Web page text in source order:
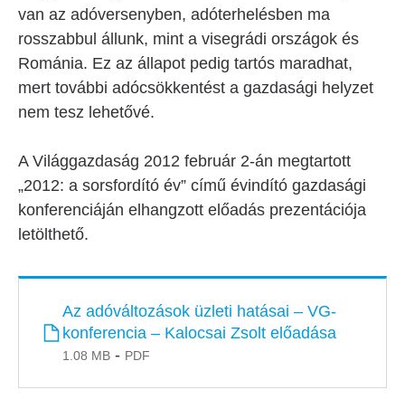
van az adóversenyben, adóterhelésben ma
rosszabbul állunk, mint a visegrádi országok és
Románia. Ez az állapot pedig tartós maradhat,
mert további adócsökkentést a gazdasági helyzet
nem tesz lehetővé.
A Világgazdaság 2012 február 2-án megtartott
„2012: a sorsfordító év” című évindító gazdasági
konferenciáján elhangzott előadás prezentációja
letölthető.
Fájl
Az adóváltozások üzleti hatásai – VG-
konferencia – Kalocsai Zsolt előadása
1.08 MB - PDF